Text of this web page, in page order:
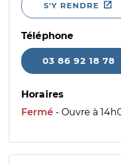
S'Y RENDRE
Téléphone
03 86 92 18 78
Horaires
Fermé - Ouvre à